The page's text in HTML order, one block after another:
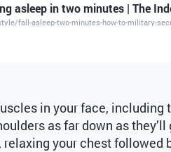
asleep in two minutes | The
fall-asleep-two-minutes-how-to-military-
in your face, including
as far down as
relaxing your chest followed